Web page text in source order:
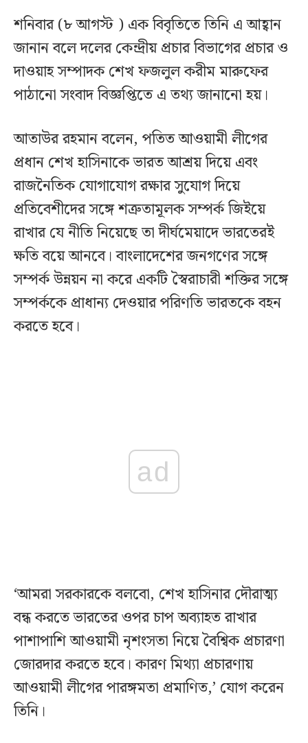
শনিবার (৮ আগস্ট ) এক বিবৃতিতে তিনি এ আহ্বান
জানান বলে দলের কেন্দ্রীয় প্রচার বিভাগের প্রচার ও
দাওয়াহ সম্পাদক শেখ ফজলুল করীম মারুফের
পাঠানো সংবাদ বিজ্ঞপ্তিতে এ তথ্য জানানো হয়।
আতাউর রহমান বলেন, পতিত আওয়ামী লীগের
প্রধান শেখ হাসিনাকে ভারত আশ্রয় দিয়ে এবং
রাজনৈতিক যোগাযোগ রক্ষার সুযোগ দিয়ে
প্রতিবেশীদের সঙ্গে শত্রুতামূলক সম্পর্ক জিইয়ে
রাখার যে নীতি নিয়েছে তা দীর্ঘমেয়াদে ভারতেরই
ক্ষতি বয়ে আনবে। বাংলাদেশের জনগণের সঙ্গে
সম্পর্ক উন্নয়ন না করে একটি স্বৈরাচারী শক্তির সঙ্গে
সম্পর্ককে প্রাধান্য দেওয়ার পরিণতি ভারতকে বহন
করতে হবে।
ad
‘আমরা সরকারকে বলবো, শেখ হাসিনার দৌরাত্ম্য
বন্ধ করতে ভারতের ওপর চাপ অব্যাহত রাখার
পাশাপাশি আওয়ামী নৃশংসতা নিয়ে বৈশ্বিক প্রচারণা
জোরদার করতে হবে। কারণ মিথ্যা প্রচারণায়
আওয়ামী লীগের পারঙ্গমতা প্রমাণিত,’ যোগ করেন
তিনি।